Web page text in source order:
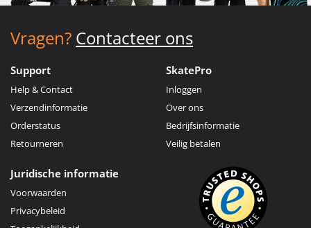
Vragen? Contacteer ons
Support
Help & Contact
Verzendinformatie
Orderstatus
Retourneren
SkatePro
Inloggen
Over ons
Bedrijfsinformatie
Veilig betalen
Juridische informatie
Voorwaarden
Privacybeleid